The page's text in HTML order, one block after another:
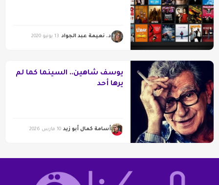
د. نعيمة عبد الجواد 13 يونيو 2020
يوسف شاهين.. السينما كما لم
يرها أحد
أسامة كمال أبو زيد 10 مارس 2026